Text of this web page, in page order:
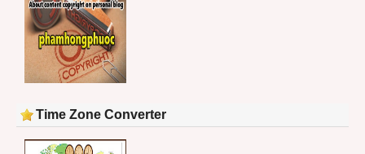
Time Zone Converter